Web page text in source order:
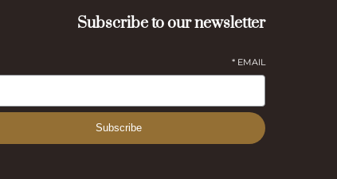
Subscribe to our newsletter
EMAIL
*
Subscribe